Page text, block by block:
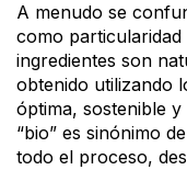
A menudo se
como
ingredientes son
obtenido utilizando
óptima, sostenible
“bio” es sinónimo
todo el proceso,